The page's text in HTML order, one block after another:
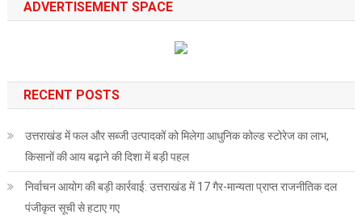
ADVERTISEMENT SPACE
RECENT POSTS
उत्तराखंड में फल और सब्जी उत्पादकों को मिलेगा आधुनिक कोल्ड स्टोरेज का लाभ,
किसानों की आय बढ़ाने की दिशा में बड़ी पहल
निर्वाचन आयोग की बड़ी कार्रवाई: उत्तराखंड में 17 गैर-मान्यता प्राप्त राजनीतिक दल
पंजीकृत सूची से हटाए गए